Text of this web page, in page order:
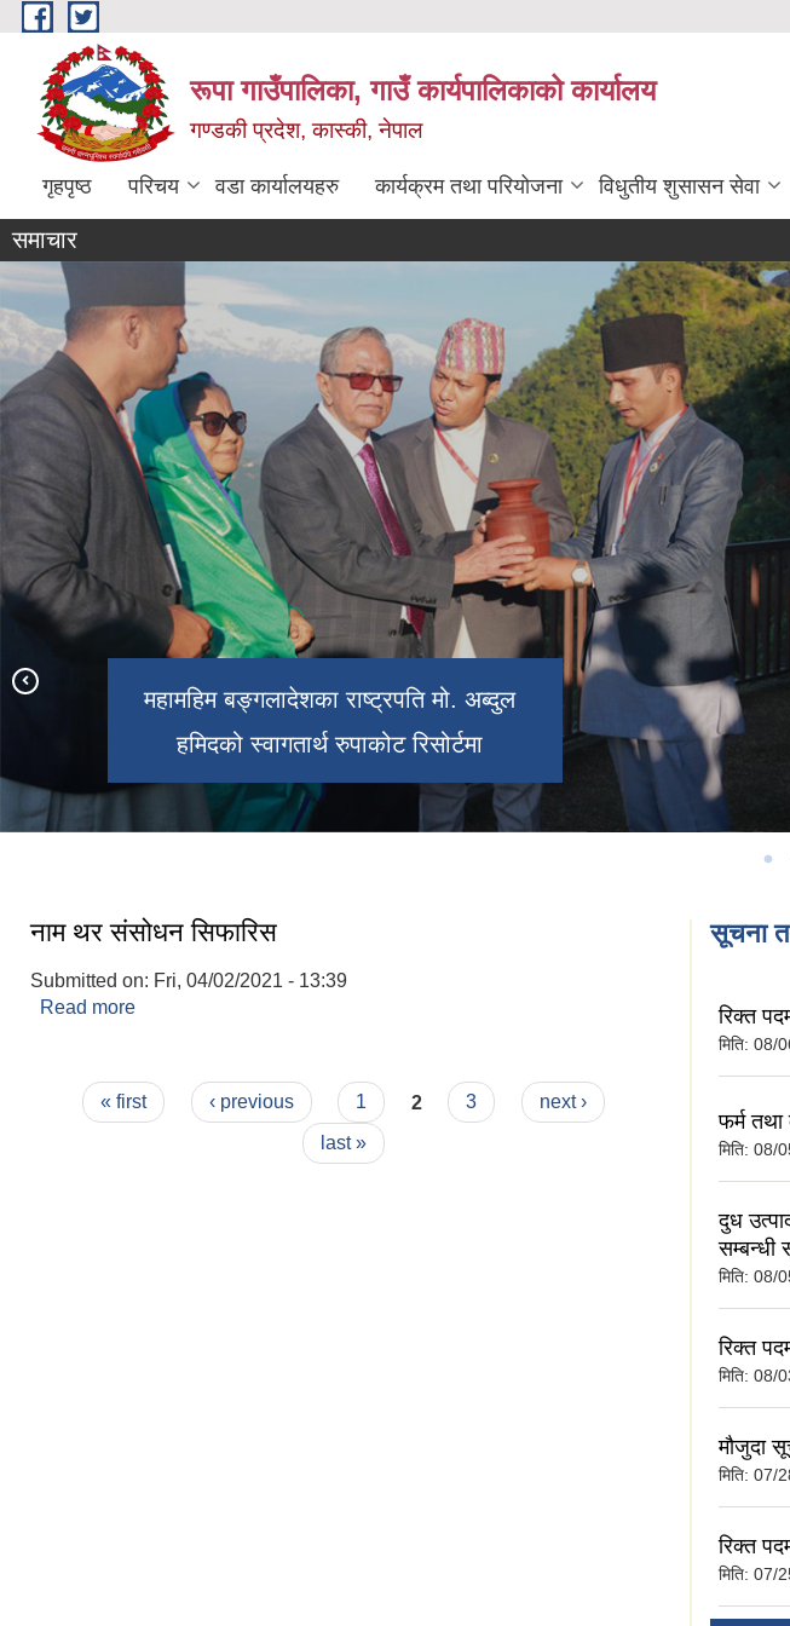
Skip to main content
रूपा गाउँपालिका, गाउँ कार्यपालिकाको कार्यालय
गण्डकी प्रदेश, कास्की, नेपाल
गृहपृष्ठ परिचय वडा कार्यालयहरु कार्यक्रम तथा परियोजना विधुतीय शुसासन सेवा
समाचार
गाउँसभा सदस्य ज्यूहरुको साथमा कर्मचारीहरु
महामहिम बङ्गलादेशका राष्ट्रपति मो. अब्दुल
हमिदको स्वागतार्थ रुपाकोट रिसोर्टमा
चिसापानी गाउँ
देउराली बजार रूपा- ५
नाम थर संसोधन सिफारिस
Submitted on: Fri, 04/02/2021 - 13:39
Read more
Pages
« first ‹ previous 1 2 3
next ›
last »
सूचना
रिक्त
मिति: 08/
फर्म
मिति: 08/
दुध
सम्बन्धी
मिति: 08/
रिक्त
मिति: 08/
मौजुदा
मिति: 07/
रिक्त
मिति: 07/